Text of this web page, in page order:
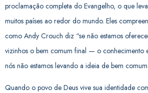
proclamação completa do Evangelho, o que
muitos países ao redor do mundo. Eles
como Andy Crouch diz “se não estamos
vizinhos o bem comum final — o
nós não estamos levando a ideia de bem
Quando o povo de Deus vive sua identidade